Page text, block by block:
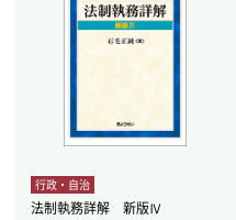
行政・自治
法制執務詳解 新版Ⅳ